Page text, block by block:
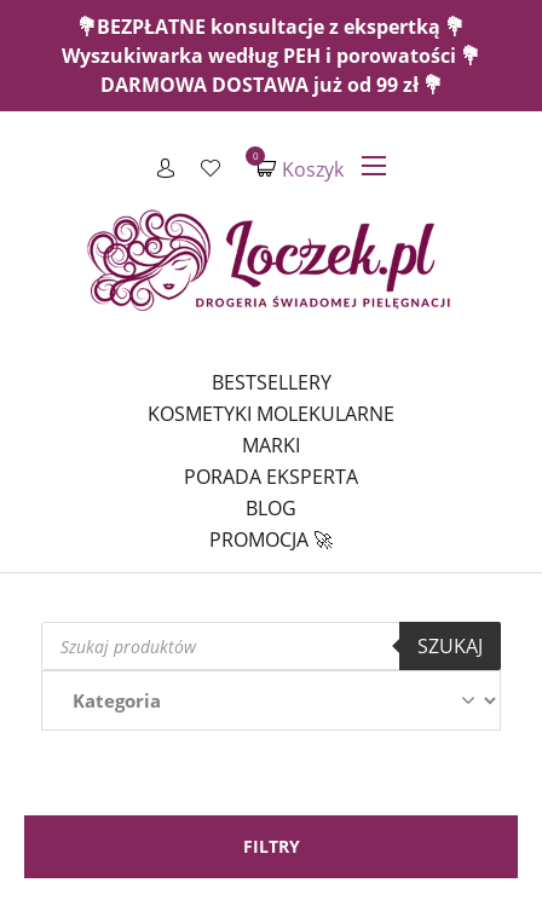
💐BEZPŁATNE konsultacje z ekspertką 💐
Wyszukiwarka według PEH i porowatości 💐
DARMOWA DOSTAWA już od 99 zł 💐
Koszyk
0
BESTSELLERY
KOSMETYKI MOLEKULARNE
MARKI
PORADA EKSPERTA
BLOG
PROMOCJA 🚀
Wyszukiwarka
produktów
SZUKAJ
FILTRY